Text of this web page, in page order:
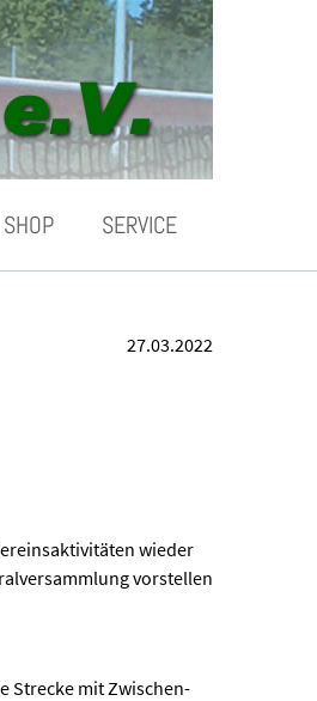
SHOP SERVICE
27.03.2022
wieder
vorstellen
Strecke mit Zwischen-